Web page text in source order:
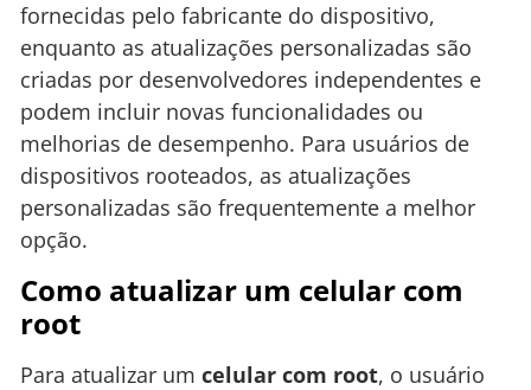
fornecidas pelo fabricante do dispositivo,
enquanto as atualizações personalizadas são
criadas por desenvolvedores independentes e
podem incluir novas funcionalidades ou
melhorias de desempenho. Para usuários de
dispositivos rooteados, as atualizações
personalizadas são frequentemente a melhor
opção.
Como atualizar um celular com
root
Para atualizar um celular com root, o usuário